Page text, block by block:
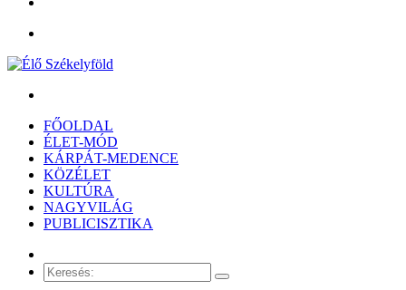
FŐOLDAL
ÉLET-MÓD
KÁRPÁT-MEDENCE
KÖZÉLET
KULTÚRA
NAGYVILÁG
PUBLICISZTIKA
cikk
Keresés: